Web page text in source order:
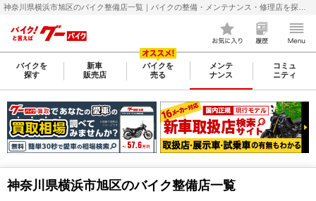
バイクを
探す
新車
販売店
バイクを
売る
メンテ
ナンス
コミュ
ニティ
神奈川県横浜市旭区のバイク整備店一覧